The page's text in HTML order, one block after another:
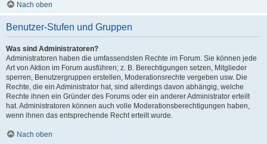
Nach oben
Benutzer-Stufen und Gruppen
Was sind Administratoren?
Administratoren haben die umfassendsten Rechte im Forum. Sie können jede
Art von Aktion im Forum ausführen; z. B. Berechtigungen setzen, Mitglieder
sperren, Benutzergruppen erstellen, Moderationsrechte vergeben usw. Die
Rechte, die ein Administrator hat, sind allerdings davon abhängig, welche
Rechte ihnen ein Gründer des Forums oder ein anderer Administrator erteilt
hat. Administratoren können auch volle Moderationsberechtigungen haben,
wenn ihnen das entsprechende Recht erteilt wurde.
Nach oben